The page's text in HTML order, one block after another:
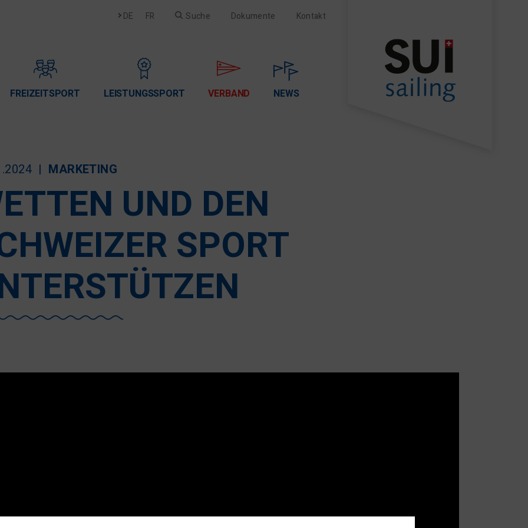
Deutsch
DE Français
FR Suche Dokumente Kontakt
FREIZEITSPORT LEISTUNGSSPORT VERBAND NEWS
MARKETING
UND DEN
SPORT